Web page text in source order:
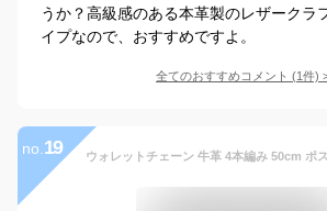
うか？高級感のある本革製のレザークラ
イプなので、おすすめですよ。
全てのおすすめコメント (1件)
no. 19